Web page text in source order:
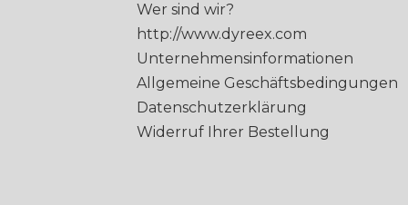
Wer sind wir?
http://www.dyreex.com
Unternehmensinformationen
Allgemeine Geschäftsbedingungen
Datenschutzerklärung
Widerruf Ihrer Bestellung